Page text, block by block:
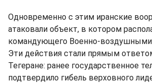
Одновременно с этим иранские
атаковали объект, в котором
командующего Военно-воздушными
Эти действия стали прямым
Тегеране: ранее государственное
подтвердило гибель верховного